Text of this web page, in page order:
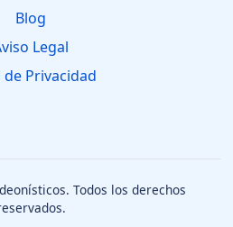
Blog
Legal
de Privacidad
. Todos los derechos